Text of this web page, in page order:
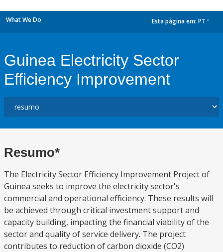
What We Do Esta página em: PT
Guinea Electricity Sector
Efficiency Improvement
Resumo*
The Electricity Sector Efficiency Improvement Project of
Guinea seeks to improve the electricity sector's
commercial and operational efficiency. These results will
be achieved through critical investment support and
capacity building, impacting the financial viability of the
sector and quality of service delivery. The project
contributes to reduction of carbon dioxide (CO2)